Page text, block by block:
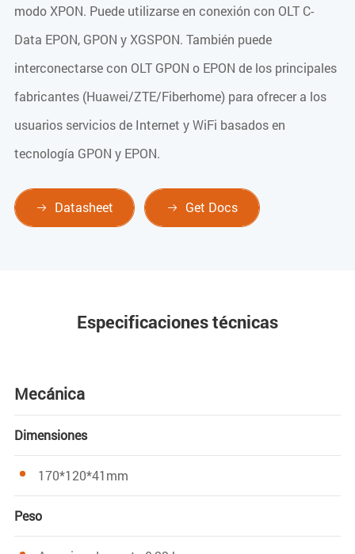
modo XPON. Puede utilizarse en conexión con OLT C-
Data EPON, GPON y XGSPON. También puede
interconectarse con OLT GPON o EPON de los principales
fabricantes (Huawei/ZTE/Fiberhome) para ofrecer a los
usuarios servicios de Internet y WiFi basados en
tecnología GPON y EPON.
 Datasheet  Get Docs
Especificaciones técnicas
Mecánica
Dimensiones
170*120*41mm
Peso